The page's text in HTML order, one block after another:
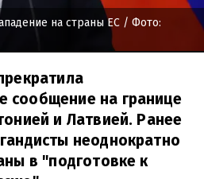
на страны ЕС / Фото:
сообщение на границе
и Латвией. Ранее
неоднократно
в "подготовке к